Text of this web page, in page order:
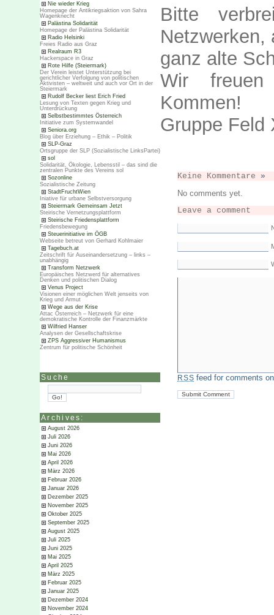
Nie wieder Krieg
Homepage der Antikriegsaktion von Sahra
Wagenknecht
Palästina Solidarität
Homepage der Palästina Solidarität
Radio Helsinki
Freies Radio aus Graz
Realraum R3
Hackerspace in Graz
Rote Hilfe (Steiermark)
Der Verein leistet Unterstützung bei
gerichtlicher Verfolgung von politischen
Aktivisten – weltweit und auch vor Ort in der
Steiermark
Rudolf Becker liest Erich Fried
Lesung von Texten gegen Krieg und
Unterdrückung
Selbstbestimmtes Österreich
Initiative zum Systemwandel
Seniora.org
Blog über Erziehung – Ethik – Politik
SLP-Graz
Ortsgruppe der SLP (Sozialistische LinksPartei)
sol
Solidarität, Ökologie, Lebensstil – das sind die
zentralen Punkte des Vereins sol
Sozonline
Sozialistische Zeitung
StadtFruchtWien
Iniative für urbane Selbstversorgung
Steiermark Gemeinsam Jetzt
Steirische Vernetzungsplattform
Steirische Friedensplattform
Friedensbewegung
Steuerinitiative im ÖGB
Webseite betreut von Gerhard Kohlmaier
Tagebuch.at
Zeitschrift für Auseinandersetzung – links –
unabhängig
Transform Netzwerk
Europäisches Netzwerd für alternatives
Denken und politischen Dialog
Venus Project
Visionen einer möglichen Welt jenseits von
Krieg und Armut
Wege aus der Krise
Attac Österreich – Netzwerk für eine
demokratische Kontrolle der Finanzmärkte
Wilfried Hanser
Analysen der Gesellschaftskrise
ZPS Aggressiver Humanismus
Zentrum für politische Schönheit
Suche
Archives:
August 2026
Juli 2026
Juni 2026
Mai 2026
April 2026
März 2026
Februar 2026
Januar 2026
Dezember 2025
November 2025
Oktober 2025
September 2025
August 2025
Juli 2025
Juni 2025
Mai 2025
April 2025
März 2025
Februar 2025
Januar 2025
Dezember 2024
November 2024
Bitte
Netzwerken,
ganz alte
Wir
Kommen!
Gruppe Feld
Keine Kommentare »
No comments yet.
Leave a comment
RSS feed for comments